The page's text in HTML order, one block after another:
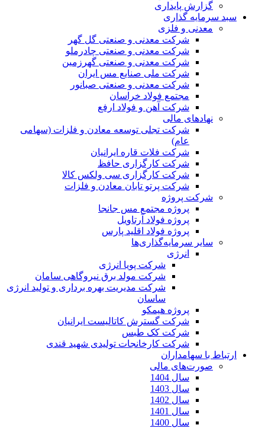
گزارش پایداری
سبد سرمایه گذاری
معدنی و فلزی
شرکت معدنی و صنعتی گل گهر
شرکت معدنی و صنعتی چادرملو
شرکت معدنی و صنعتی گهرزمین
شرکت ملی صنایع مس ایران
شرکت معدنی و صنعتی صبانور
مجتمع فولاد خراسان
شرکت آهن و فولاد ارفع
نهادهای مالی
شرکت تجلی توسعه معادن و فلزات (سهامی
عام)
شرکت فلات قاره ایرانیان
شرکت کارگزاری حافظ
شرکت کارگزاری سی ولکس کالا
شرکت پرتو تابان معادن و فلزات
شرکت پروژه
پروژه مجتمع مس جانجا
پروژه فولاد آرتاویل
پروژه فولاد اقلید پارس
سایر سرمایه‌گذاری‌ها
انرژی
شرکت پویا انرژی
شرکت مولد برق نیروگاهی سامان
شرکت مدیریت بهره برداری و تولید انرژی
ساسان
پروژه هیمکو
شرکت گسترش کاتالیست ایرانیان
شرکت کک طبس
شرکت کارخانجات تولیدی شهید قندی
ارتباط با سهامداران
صورت‌های مالی
سال 1404
سال 1403
سال 1402
سال 1401
سال 1400